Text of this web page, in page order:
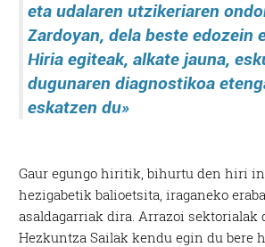
eta udalaren utzikeriaren
Zardoyan, dela beste edozein
Hiria egiteak, alkate jauna,
dugunaren diagnostikoa
eskatzen du»
Gaur egungo hiritik, bihurtu den hiri
hezigabetik balioetsita, iraganeko
asaldagarriak dira. Arrazoi sektorialak
Hezkuntza Sailak kendu egin du bere